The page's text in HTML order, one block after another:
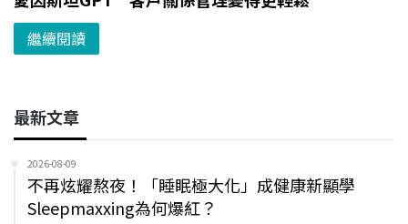
繼續閱讀
最新文章
2026-08-09
不再炫耀熬夜！「睡眠極大化」成健康新顯學
Sleepmaxxing為何爆紅？